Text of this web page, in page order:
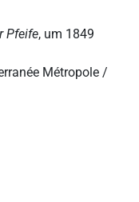
Pfeife, um 1849
Métropole /